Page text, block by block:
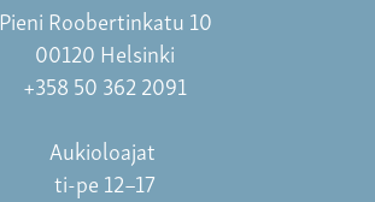
Pieni Roobertinkatu 10
00120 Helsinki
+358 50 362 2091
Aukioloajat
ti-pe 12–17